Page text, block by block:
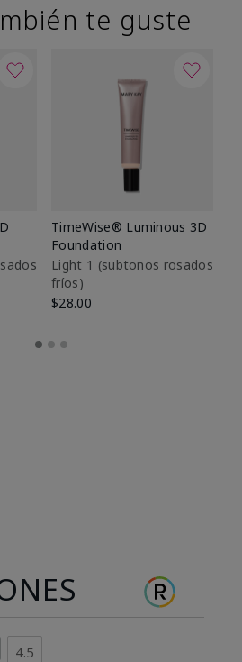
te guste
TimeWise® Luminous 3D
Foundation
Light 1​ (subtonos rosados
fríos)
$28.00
4.5